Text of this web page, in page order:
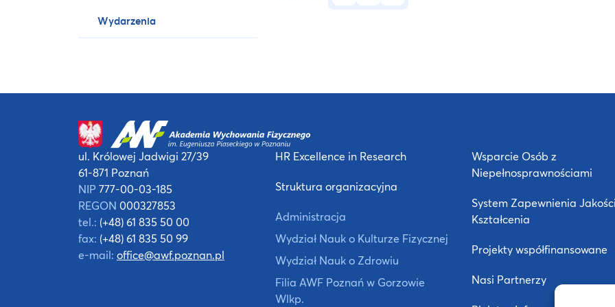
Wydarzenia
ul. Królowej Jadwigi 27/39
61-871 Poznań
NIP 777-00-03-185
REGON 000327853
tel.: (+48) 61 835 50 00
fax: (+48) 61 835 50 99
e-mail: office@awf.poznan.pl
HR Excellence in Research
Struktura organizacyjna
Administracja
Wydział Nauk o Kulturze Fizycznej
Wydział Nauk o Zdrowiu
Filia AWF Poznań w Gorzowie
Wlkp.
Wsparcie Osób z
Niepełnosprawnościami
System Zapewnienia Jakości
Kształcenia
Projekty współfinansowane
Nasi Partnerzy